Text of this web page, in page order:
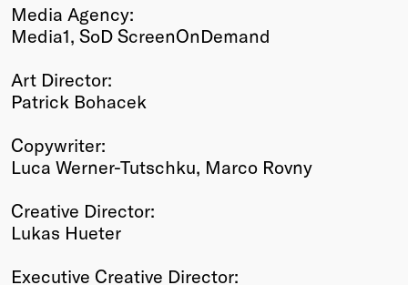
Media Agency:
Media1, SoD ScreenOnDemand
Art Director:
Patrick Bohacek
Copywriter:
Luca Werner-Tutschku, Marco Rovny
Creative Director:
Lukas Hueter
Executive Creative Director: